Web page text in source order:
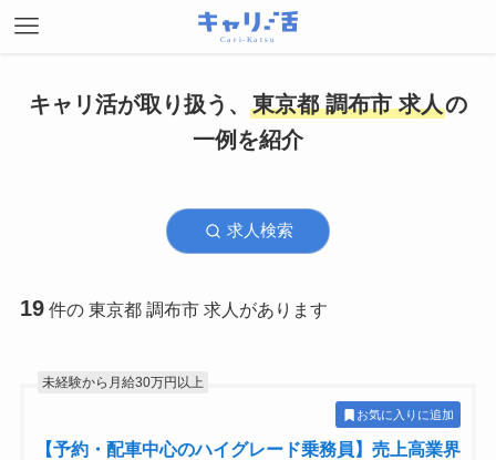
キャリ活が取り扱う、 東京都 調布市 求人の
一例を紹介
求人検索
19件の 東京都 調布市 求人があります
未経験から月給30万円以上
お気に入りに追加
【予約・配車中心のハイグレード乗務員】売上高業界